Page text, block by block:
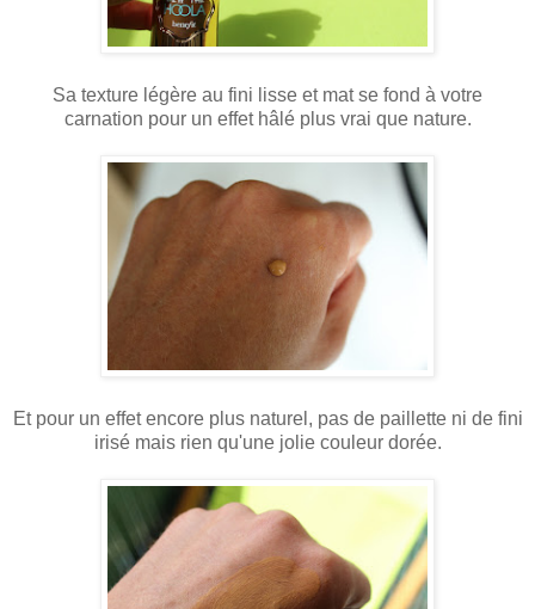
Sa texture légère au fini lisse et mat se fond à votre
carnation pour un effet hâlé plus vrai que nature.
Et pour un effet encore plus naturel, pas de paillette ni de fini
irisé mais rien qu'une jolie couleur dorée.